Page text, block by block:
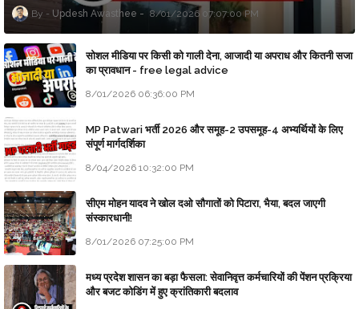
Updesh Awasthee 8/01/2026 07:07:00 PM
सोशल मीडिया पर किसी को गाली देना, आजादी या अपराध और कितनी सजा
का प्रावधान - free legal advice
8/01/2026 06:36:00 PM
MP Patwari भर्ती 2026 और समूह-2 उपसमूह-4 अभ्यर्थियों के लिए
संपूर्ण मार्गदर्शिका
8/04/2026 10:32:00 PM
सीएम मोहन यादव ने खोल दओ सौगातों को पिटारा, भैया, बदल जाएगी
संस्कारधानी!
8/01/2026 07:25:00 PM
मध्य प्रदेश शासन का बड़ा फैसला: सेवानिवृत्त कर्मचारियों की पेंशन प्रक्रिया
और बजट कोडिंग में हुए क्रांतिकारी बदलाव